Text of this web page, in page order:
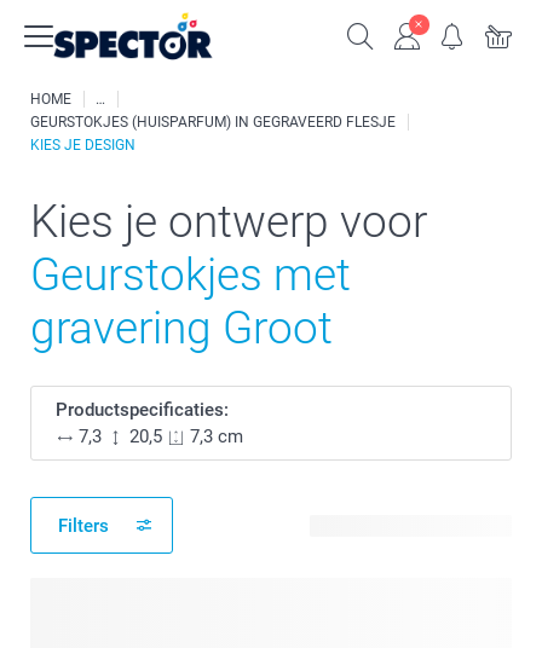
HOME
GEURSTOKJES (HUISPARFUM) IN GEGRAVEERD FLESJE
KIES JE DESIGN
Kies je ontwerp voor
Geurstokjes met
gravering Groot
Productspecificaties:
7,3
20,5 7,3 cm
Filters